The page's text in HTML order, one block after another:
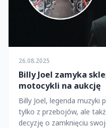
26.08.2025
Billy Joel zamyka
motocykli na aukcję
Billy Joel, legenda muzyki
tylko z przebojów, ale
decyzję o zamknięciu